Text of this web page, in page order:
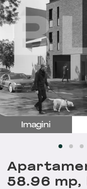
Imagini
58.96 mp,